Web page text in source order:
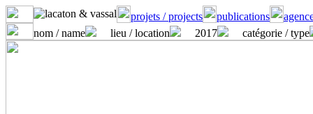
projets / projects publications
nom / name
lieu / location 2017 catégorie / type